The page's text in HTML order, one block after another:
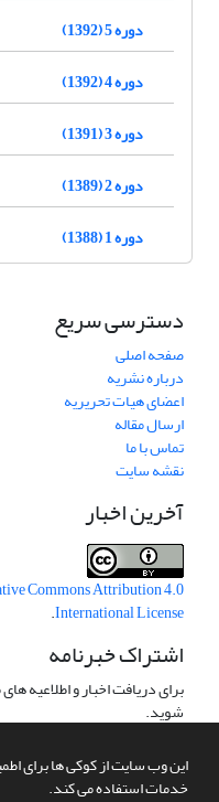
این وب سایت از کوکی ها برای
خدمات استفاده می کند.
دوره 5 (1392)
دوره 4 (1392)
دوره 3 (1391)
دوره 2 (1389)
دوره 1 (1388)
دسترسی سریع
صفحه اصلی
درباره نشریه
اعضای هیات تحریریه
ارسال مقاله
تماس با ما
نقشه سایت
آخرین اخبار
Commons Attribution 4.0
International License
.
اشتراک خبرنامه
برای دریافت اخبار و اطلاعیه
شوید.